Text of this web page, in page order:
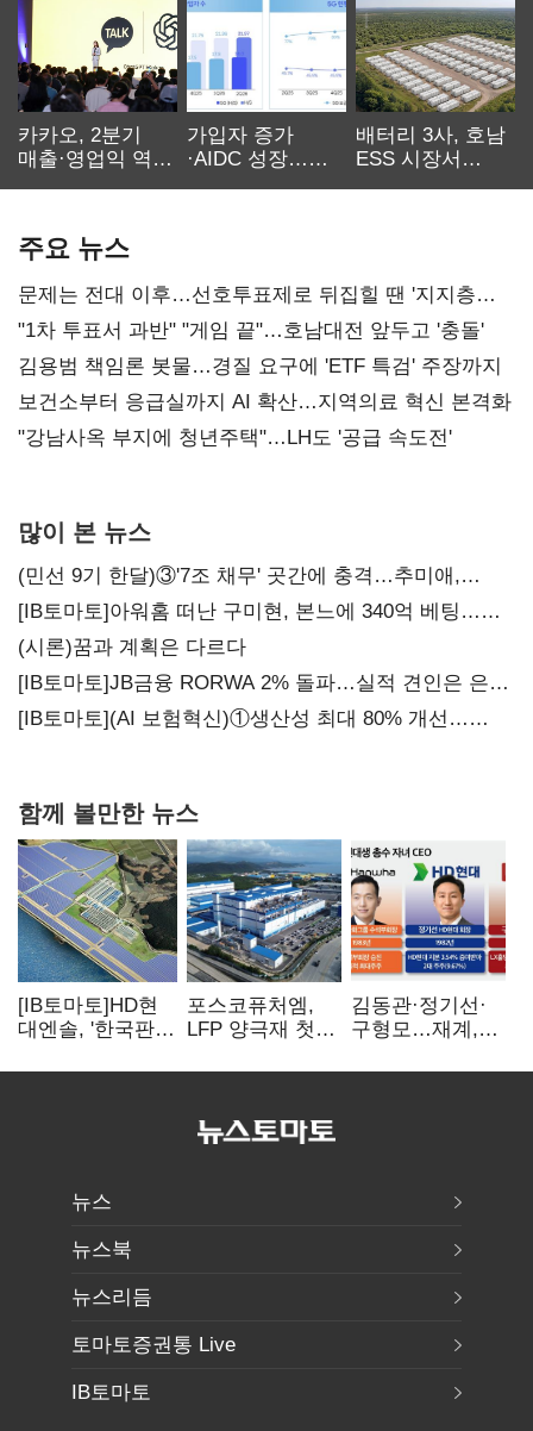
카카오, 2분기
매출·영업익 역대
가입자 증가
·AIDC 성장…
배터리 3사, 호남
ESS 시장서
주요 뉴스
문제는 전대 이후…선호투표제로 뒤집힐 땐 '지지층
불복'
"1차 투표서 과반" "게임 끝"…호남대전 앞두고 '충돌'
김용범 책임론 봇물…경질 요구에 'ETF 특검' 주장까지
보건소부터 응급실까지 AI 확산…지역의료 혁신 본격화
"강남사옥 부지에 청년주택"…LH도 '공급 속도전'
많이 본 뉴스
(민선 9기 한달)③'7조 채무' 곳간에 충격…추미애,
20년만에 '비상재정' 선언 승부수
[IB토마토]아워홈 떠난 구미현, 본느에 340억 베팅…
가족 지배체제 구축
(시론)꿈과 계획은 다르다
[IB토마토]JB금융 RORWA 2% 돌파…실적 견인은 은행
아닌 캐피탈
[IB토마토](AI 보험혁신)①생산성 최대 80% 개선…
함께 볼만한 뉴스
[IB토마토]HD현
대엔솔, '한국판
세액공제 선택이
포스코퓨처엠,
LFP 양극재 첫
ESS 시장 공략
김동관·정기선·
구형모…재계,
전성시대
뉴스
뉴스북
뉴스리듬
토마토증권통 Live
IB토마토